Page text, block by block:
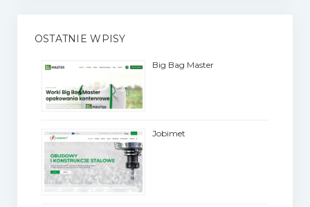
OSTATNIE WPISY
Big Bag Master
Jobimet